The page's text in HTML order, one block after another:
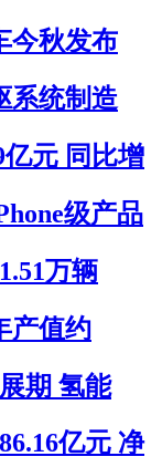
今秋发布
系统制造
亿元 同比增
级产品
万辆
产值约
期 氢能
亿元 净